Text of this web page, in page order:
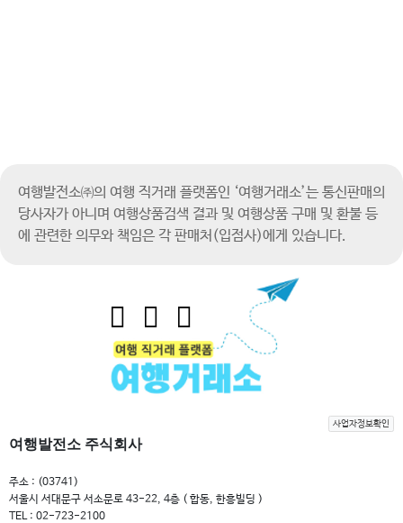
여행발전소㈜의 여행 직거래 플랫폼인 ‘여행거래소’는 통신판매의
당사자가 아니며 여행상품검색 결과 및 여행상품 구매 및 환불 등
에 관련한 의무와 책임은 각 판매처(입점사)에게 있습니다.
여행발전소 주식회사
사업자정보확인
주소 : (03741)
서울시 서대문구 서소문로 43-22, 4층 ( 합동, 한흥빌딩 )
TEL : 02-723-2100